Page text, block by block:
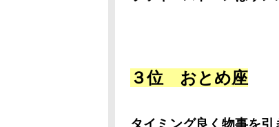
３位 おとめ座
タイミング良く物事を引